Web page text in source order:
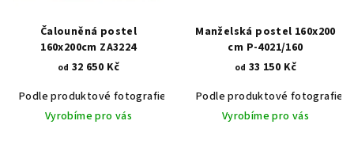
Čalouněná postel
160x200cm ZA3224
od 32 650 Kč
Podle produktové fotografie
Bílá Bílá s patinou BT9001-A6
Vyrobíme pro vás
Manželská postel 160x200
cm P-4021/160
od 33 150 Kč
Podle produktové fotografie
Vyrobíme pro vás